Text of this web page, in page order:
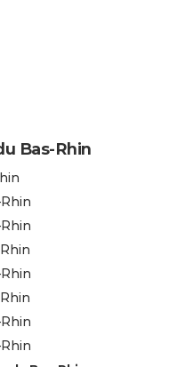
Bas-Rhin